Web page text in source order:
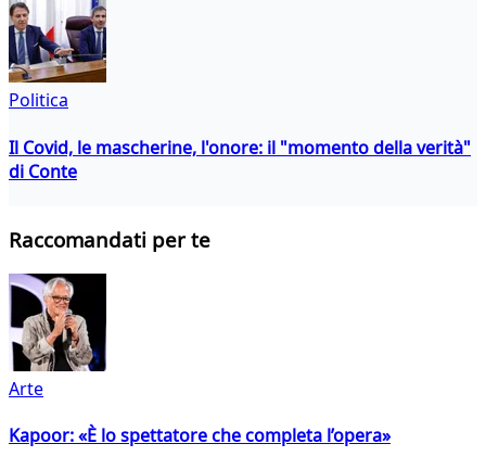
Politica
Il Covid, le mascherine, l'onore: il "momento della verità"
di Conte
Raccomandati per te
Arte
Kapoor: «È lo spettatore che completa l’opera»